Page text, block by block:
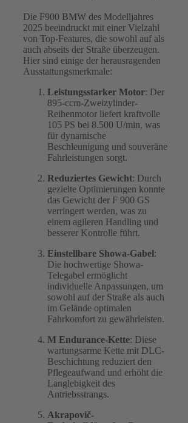
Die F900 BMW des Modelljahres
2025 beeindruckt mit einer Vielzahl
von Top-Features, die sowohl auf als
auch abseits der Straße überzeugen.
Hier sind einige der herausragenden
Ausstattungsmerkmale:
Leistungsstarker Motor: Der
895-ccm-Zweizylinder-
Reihenmotor liefert kraftvolle
105 PS bei 8.500 U/min, was
für dynamische
Beschleunigung und souveräne
Fahrleistungen sorgt.
Reduziertes Gewicht: Durch
gezielte Optimierungen konnte
das Gewicht der F 900 GS
verringert werden, was zu
einem agileren Handling und
besserer Kontrolle führt.
Einstellbare Showa-Gabel:
Die hochwertige Showa-
Telegabel ermöglicht
individuelle Anpassungen, um
sowohl auf der Straße als auch
im Gelände optimalen
Fahrkomfort zu gewährleisten.
M Endurance-Kette: Diese
wartungsarme Kette mit DLC-
Beschichtung reduziert den
Pflegeaufwand und erhöht die
Langlebigkeit des
Antriebsstrangs.
Akrapovič-